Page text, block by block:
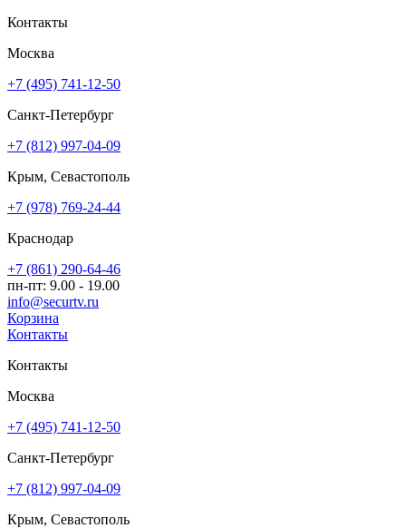
Контакты
Москва
+7 (495) 741-12-50
Санкт-Петербург
+7 (812) 997-04-09
Крым, Севастополь
+7 (978) 769-24-44
Краснодар
+7 (861) 290-64-46
пн-пт: 9.00 - 19.00
info@securtv.ru
Корзина
Контакты
Контакты
Москва
+7 (495) 741-12-50
Санкт-Петербург
+7 (812) 997-04-09
Крым, Севастополь